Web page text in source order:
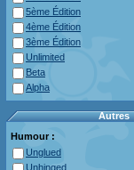
5ème Édition
4ème Édition
3ème Édition
Unlimited
Beta
Alpha
Autres
Humour :
Unglued
Unhinged